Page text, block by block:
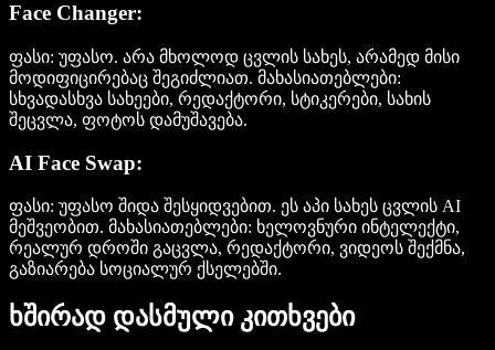
Face Changer:
ფასი: უფასო. არა მხოლოდ ცვლის სახეს, არამედ მისი
მოდიფიცირებაც შეგიძლიათ. მახასიათებლები:
სხვადასხვა სახეები, რედაქტორი, სტიკერები, სახის
შეცვლა, ფოტოს დამუშავება.
AI Face Swap:
ფასი: უფასო შიდა შესყიდვებით. ეს აპი სახეს ცვლის AI
მეშვეობით. მახასიათებლები: ხელოვნური ინტელექტი,
რეალურ დროში გაცვლა, რედაქტორი, ვიდეოს შექმნა,
გაზიარება სოციალურ ქსელებში.
ხშირად დასმული კითხვები